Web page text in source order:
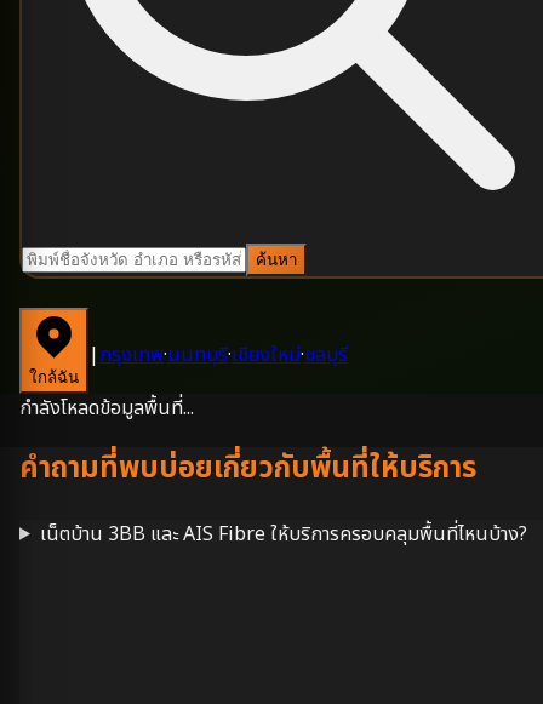
ค้นหา
ใกล้ฉัน
|กรุงเทพ·นนทบุรี·เชียงใหม่·ชลบุรี
กำลังโหลดข้อมูลพื้นที่...
คำถามที่พบบ่อยเกี่ยวกับพื้นที่ให้บริการ
เน็ตบ้าน 3BB และ AIS Fibre ให้บริการครอบคลุมพื้นที่ไหนบ้าง?